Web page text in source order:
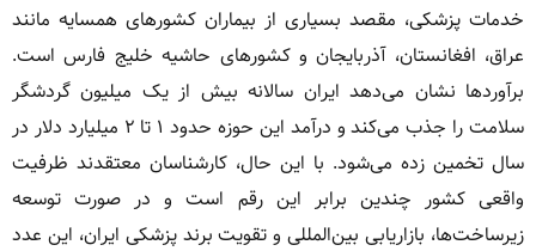
خدمات پزشکی، مقصد بسیاری از بیماران کشورهای همسایه مانند
عراق، افغانستان، آذربایجان و کشورهای حاشیه خلیج فارس است.
برآوردها نشان می‌دهد ایران سالانه بیش از یک میلیون گردشگر
سلامت را جذب می‌کند و درآمد این حوزه حدود ۱ تا ۲ میلیارد دلار در
سال تخمین زده می‌شود. با این حال، کارشناسان معتقدند ظرفیت
واقعی کشور چندین برابر این رقم است و در صورت توسعه
زیرساخت‌ها، بازاریابی بین‌المللی و تقویت برند پزشکی ایران، این عدد